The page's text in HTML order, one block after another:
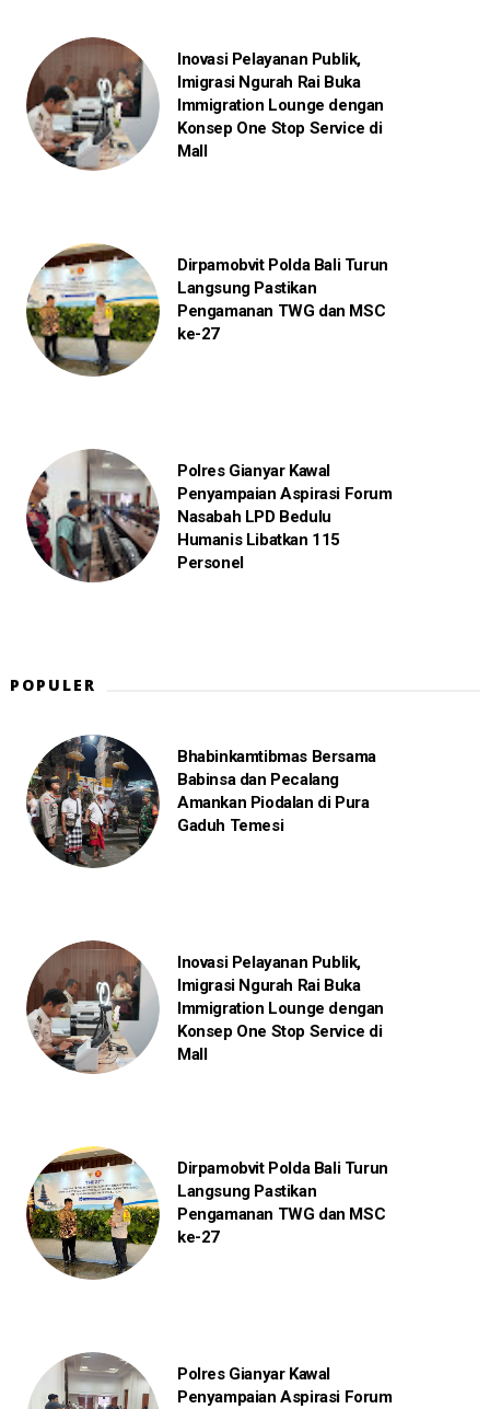
Inovasi Pelayanan Publik,
Imigrasi Ngurah Rai Buka
Immigration Lounge dengan
Konsep One Stop Service di
Mall
Dirpamobvit Polda Bali Turun
Langsung Pastikan
Pengamanan TWG dan MSC
ke-27
Polres Gianyar Kawal
Penyampaian Aspirasi Forum
Nasabah LPD Bedulu
Humanis Libatkan 115
Personel
POPULER
Bhabinkamtibmas Bersama
Babinsa dan Pecalang
Amankan Piodalan di Pura
Gaduh Temesi
Inovasi Pelayanan Publik,
Imigrasi Ngurah Rai Buka
Immigration Lounge dengan
Konsep One Stop Service di
Mall
Dirpamobvit Polda Bali Turun
Langsung Pastikan
Pengamanan TWG dan MSC
ke-27
Polres Gianyar Kawal
Penyampaian Aspirasi Forum